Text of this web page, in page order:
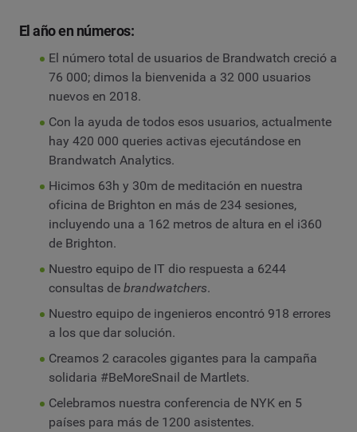
El año en números:
El número total de usuarios de Brandwatch creció a
76 000; dimos la bienvenida a 32 000 usuarios
nuevos en 2018.
Con la ayuda de todos esos usuarios, actualmente
hay 420 000 queries activas ejecutándose en
Brandwatch Analytics.
Hicimos 63h y 30m de meditación en nuestra
oficina de Brighton en más de 234 sesiones,
incluyendo una a 162 metros de altura en el i360
de Brighton.
Nuestro equipo de IT dio respuesta a 6244
consultas de brandwatchers.
Nuestro equipo de ingenieros encontró 918 errores
a los que dar solución.
Creamos 2 caracoles gigantes para la campaña
solidaria #BeMoreSnail de Martlets.
Celebramos nuestra conferencia de NYK en 5
países para más de 1200 asistentes.